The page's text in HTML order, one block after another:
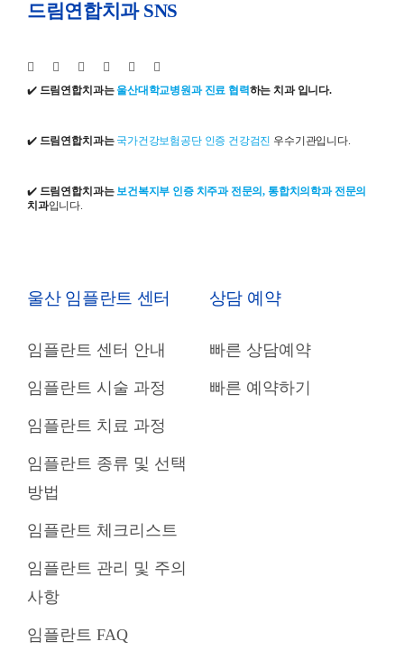
드림연합치과 SNS
✔️ 드림연합치과는 울산대학교병원과 진료 협력하는 치과 입니다.
✔️ 드림연합치과는 국가건강보험공단 인증 건강검진 우수기관입니다.
✔️ 드림연합치과는보건복지부 인증 치주과 전문의, 통합치의학과 전문의
치과입니다.
울산 임플란트 센터
임플란트 센터 안내
임플란트 시술 과정
임플란트 치료 과정
임플란트 종류 및 선택
방법
임플란트 체크리스트
임플란트 관리 및 주의
사항
임플란트 FAQ
상담 예약
빠른 상담예약
빠른 예약하기